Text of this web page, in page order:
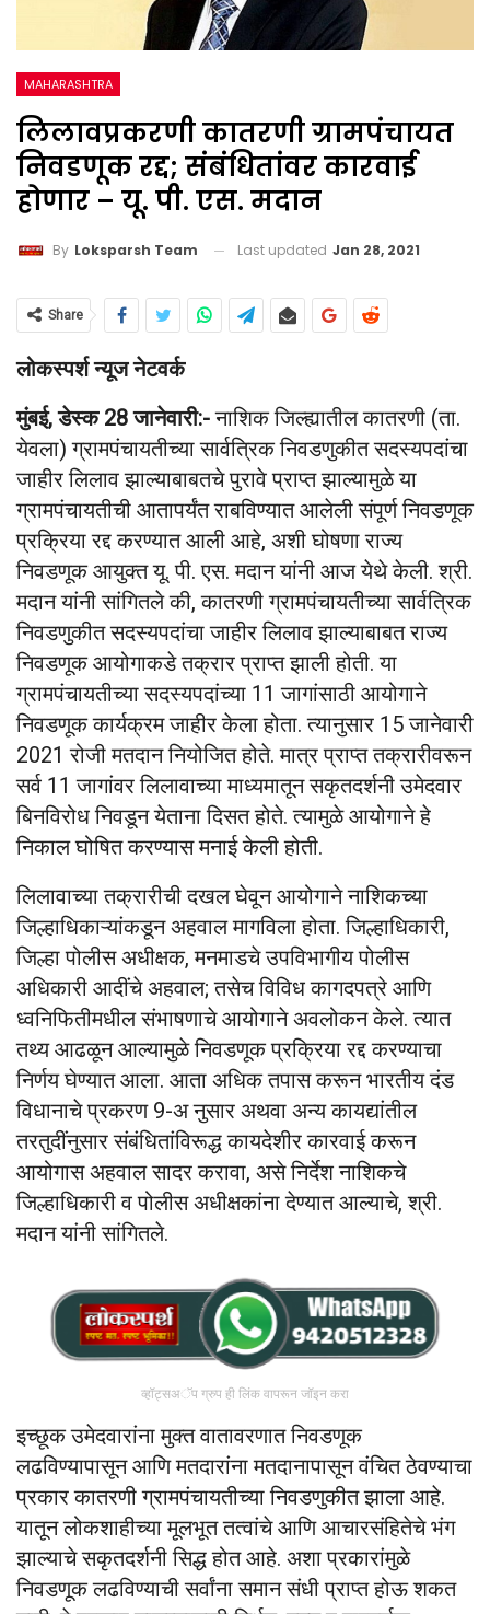
MAHARASHTRA
लिलावप्रकरणी कातरणी ग्रामपंचायत
निवडणूक रद्द; संबंधितांवर कारवाई
होणार – यू. पी. एस. मदान
By Loksparsh Team Last updated Jan 28, 2021
Share
लोकस्पर्श न्यूज नेटवर्क
मुंबई, डेस्क 28 जानेवारी:-नाशिक जिल्ह्यातील कातरणी (ता.
येवला) ग्रामपंचायतीच्या सार्वत्रिक निवडणुकीत सदस्यपदांचा
जाहीर लिलाव झाल्याबाबतचे पुरावे प्राप्त झाल्यामुळे या
ग्रामपंचायतीची आतापर्यंत राबविण्यात आलेली संपूर्ण निवडणूक
प्रक्रिया रद्द करण्यात आली आहे, अशी घोषणा राज्य
निवडणूक आयुक्त यू. पी. एस. मदान यांनी आज येथे केली. श्री.
मदान यांनी सांगितले की, कातरणी ग्रामपंचायतीच्या सार्वत्रिक
निवडणुकीत सदस्यपदांचा जाहीर लिलाव झाल्याबाबत राज्य
निवडणूक आयोगाकडे तक्रार प्राप्त झाली होती. या
ग्रामपंचायतीच्या सदस्यपदांच्या 11 जागांसाठी आयोगाने
निवडणूक कार्यक्रम जाहीर केला होता. त्यानुसार 15 जानेवारी
2021 रोजी मतदान नियोजित होते. मात्र प्राप्त तक्रारीवरून
सर्व 11 जागांवर लिलावाच्या माध्यमातून सकृतदर्शनी उमेदवार
बिनविरोध निवडून येताना दिसत होते. त्यामुळे आयोगाने हे
निकाल घोषित करण्यास मनाई केली होती.
लिलावाच्या तक्रारीची दखल घेवून आयोगाने नाशिकच्या
जिल्हाधिकाऱ्यांकडून अहवाल मागविला होता. जिल्हाधिकारी,
जिल्हा पोलीस अधीक्षक, मनमाडचे उपविभागीय पोलीस
अधिकारी आदींचे अहवाल; तसेच विविध कागदपत्रे आणि
ध्वनिफितीमधील संभाषणाचे आयोगाने अवलोकन केले. त्यात
तथ्य आढळून आल्यामुळे निवडणूक प्रक्रिया रद्द करण्याचा
निर्णय घेण्यात आला. आता अधिक तपास करून भारतीय दंड
विधानाचे प्रकरण 9-अ नुसार अथवा अन्य कायद्यांतील
तरतुदींनुसार संबंधितांविरूद्ध कायदेशीर कारवाई करून
आयोगास अहवाल सादर करावा, असे निर्देश नाशिकचे
जिल्हाधिकारी व पोलीस अधीक्षकांना देण्यात आल्याचे, श्री.
मदान यांनी सांगितले.
व्हॉट्सअॅप ग्रुप ही लिंक वापरून जॉइन करा
इच्छूक उमेदवारांना मुक्त वातावरणात निवडणूक
लढविण्यापासून आणि मतदारांना मतदानापासून वंचित ठेवण्याचा
प्रकार कातरणी ग्रामपंचायतीच्या निवडणुकीत झाला आहे.
यातून लोकशाहीच्या मूलभूत तत्वांचे आणि आचारसंहितेचे भंग
झाल्याचे सकृतदर्शनी सिद्ध होत आहे. अशा प्रकारांमुळे
निवडणूक लढविण्याची सर्वांना समान संधी प्राप्त होऊ शकत